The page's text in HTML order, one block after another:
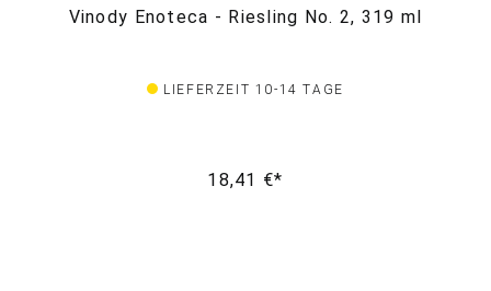
Vinody Enoteca - Riesling No. 2, 319 ml
LIEFERZEIT 10-14 TAGE
18,41 €*